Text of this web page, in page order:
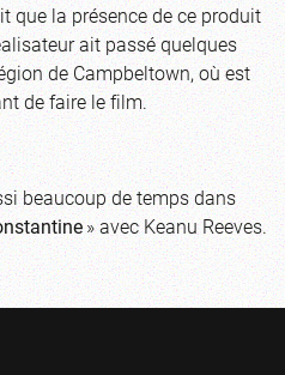
que la présence de ce produit
ait passé quelques
de Campbeltown, où est
de faire le film.
beaucoup de temps dans
» avec Keanu Reeves.